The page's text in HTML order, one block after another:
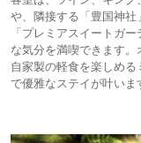
や、隣接する「豊国神
「プレミアスイートガ
な気分を満喫できます
自家製の軽食を楽しめ
で優雅なステイが叶いま